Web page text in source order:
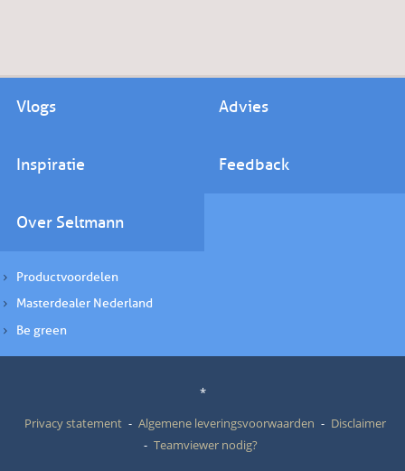
Vlogs Advies
Inspiratie Feedback
Over Seltmann
Productvoordelen
Masterdealer Nederland
Be green
*
Privacy statement
Algemene leveringsvoorwaarden
Disclaimer
Teamviewer nodig?